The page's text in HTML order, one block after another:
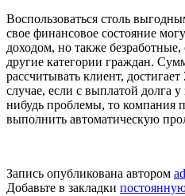
Воспользоваться столь
свое финансовое состояние
доходом, но также
другие категории граждан.
рассчитывать клиент,
случае, если с выплатой долга
нибудь проблемы, то компания
выполнить автоматическую
Запись опубликована автором
Добавьте в закладки